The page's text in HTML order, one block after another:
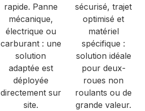
rapide. Panne
mécanique,
électrique ou
carburant : une
solution
adaptée est
déployée
directement sur
site.
sécurisé, trajet
optimisé et
matériel
spécifique :
solution idéale
pour deux-
roues non
roulants ou de
grande valeur.